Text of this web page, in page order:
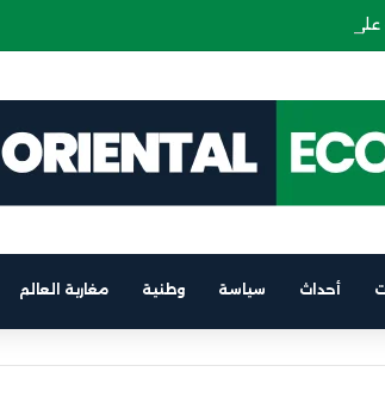
متن باخرة الرابط بين برشلونة والناظور
أحداث سياسة وطنية مغاربة العالم